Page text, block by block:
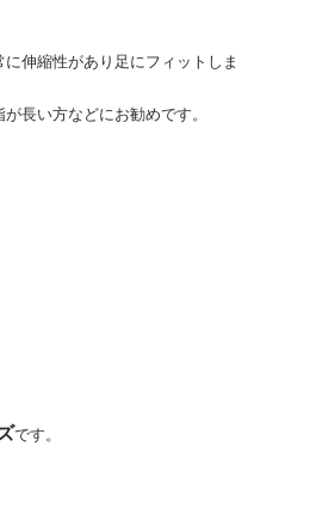
伸縮性があり足にフィットしま
長い方などにお勧めです。
です。